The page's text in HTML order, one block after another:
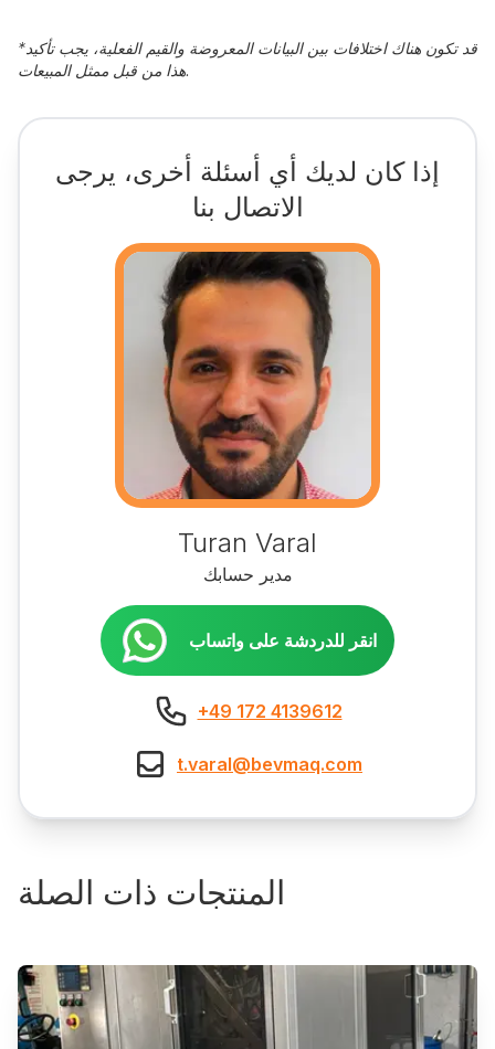
*قد تكون هناك اختلافات بين البيانات المعروضة والقيم الفعلية، يجب تأكيد
هذا من قبل ممثل المبيعات.
إذا كان لديك أي أسئلة أخرى، يرجى
الاتصال بنا
Turan Varal
مدير حسابك
انقر للدردشة على واتساب
+49 172 4139612
t.varal@bevmaq.com
المنتجات ذات الصلة